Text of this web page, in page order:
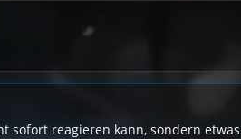
sofort reagieren kann, sondern